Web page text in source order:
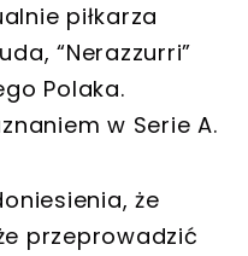
piłkarza
“Nerazzurri”
Polaka.
w Serie A.
że
przeprowadzić